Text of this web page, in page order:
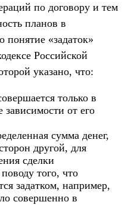
по договору и тем
планов в
«задаток»
Российской
указано, что:
только в
от его
сумма денег,
другой, для
сделки
того, что
задатком, например,
совершенно в